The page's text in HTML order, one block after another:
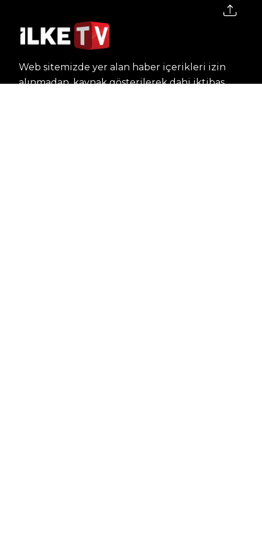
Web sitemizde yer alan haber içerikleri izin
alınmadan, kaynak gösterilerek dahi iktibas